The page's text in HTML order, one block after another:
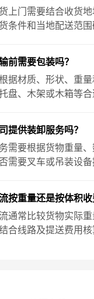
上门需要结合收货
条件和当地配送范围
前需要包装吗？
据材质、形状、重
盘、木架或木箱等合
提供装卸服务吗？
需要根据货物重量
需要叉车或吊装设备
按重量还是按体积收
通常比较货物实际
合线路及提送费用核